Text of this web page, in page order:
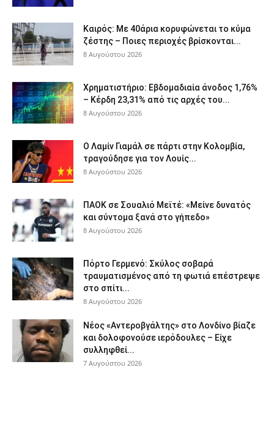
Καιρός: Με 40άρια κορυφώνεται το κύμα
ζέστης – Ποιες περιοχές βρίσκονται...
8 Αυγούστου 2026
Χρηματιστήριο: Εβδομαδιαία άνοδος 1,76%
– Κέρδη 23,31% από τις αρχές του...
8 Αυγούστου 2026
Ο Λαμίν Γιαμάλ σε πάρτι στην Κολομβία,
τραγούδησε για τον Λουίς...
8 Αυγούστου 2026
ΠΑΟΚ σε Σουαλιό Μεϊτέ: «Μείνε δυνατός
και σύντομα ξανά στο γήπεδο»
8 Αυγούστου 2026
Πόρτο Γερμενό: Σκύλος σοβαρά
τραυματισμένος από τη φωτιά επέστρεψε
στο σπίτι...
8 Αυγούστου 2026
Νέος «Αντεροβγάλτης» στο Λονδίνο βίαζε
και δολοφονούσε ιερόδουλες – Είχε
συλληφθεί...
7 Αυγούστου 2026